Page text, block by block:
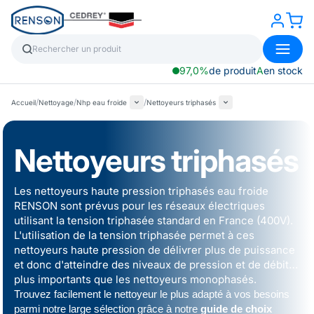
97,0%de produitAen stock
Accueil/Nettoyage/Nhp eau froide /Nettoyeurs triphasés
Nettoyeurs triphasés
Les nettoyeurs haute pression triphasés eau froide
RENSON sont prévus pour les réseaux électriques
utilisant la tension triphasée standard en France (400V).
L'utilisation de la tension triphasée permet à ces
nettoyeurs haute pression de délivrer plus de puissance
et donc d'atteindre des niveaux de pression et de débit
plus importants que les nettoyeurs monophasés.
Trouvez facilement le nettoyeur le plus adapté à vos besoins
parmi notre large sélection grâce à notre guide de choix